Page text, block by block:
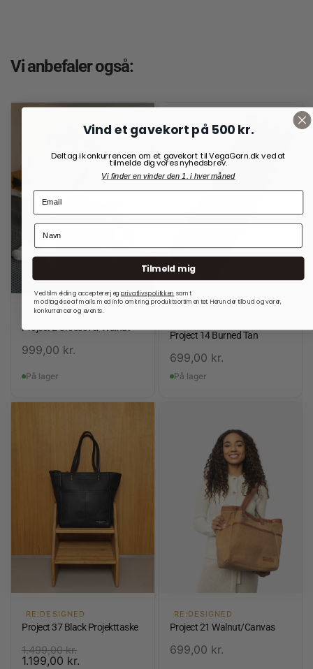
Vi anbefaler også:
RE:DESIGNED
Project 2 Crossover Walnut
999,00 kr.
På lager
Project 14 Burned Tan
699,00 kr.
På lager
RE:DESIGNED
Project 37 Black Projekttaske
1.499,00kr.
1.199,00 kr.
RE:DESIGNED
Project 21 Walnut/Canvas
699,00 kr.
Vind et gavekort på 500 kr.
Deltag i konkurrencen om et gavekort til VegaGarn.dk ved at
tilmelde dig vores nyhedsbrev.
Vi finder en vinder den 1. i hver måned
Tilmeld mig
Ved tilmelding accepterer jegprivatlivspolitkken samt
modtagelse af mails med info omkring produktsortimentet. Herunder tilbud og varer,
konkurrencer og events.